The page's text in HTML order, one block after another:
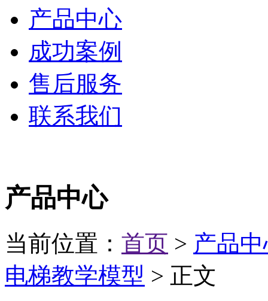
产品中心
成功案例
售后服务
联系我们
产品中心
当前位置： 首页 > 产品
电梯教学模型 > 正文